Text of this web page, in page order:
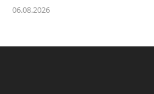
06.08.2026